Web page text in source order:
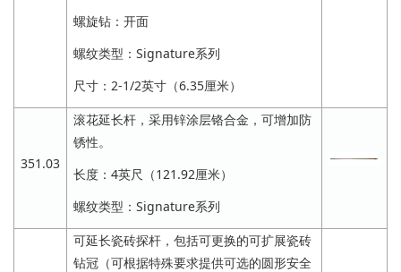
螺旋钻：开面
螺纹类型：Signature系列
尺寸：2-1/2英寸（6.35厘米）
351.03
滚花延长杆，采用锌涂层铬合金，可增加防
锈性。
长度：4英尺（121.92厘米）
螺纹类型：Signature系列
可延长瓷砖探杆，包括可更换的可扩展瓷砖
钻冠（可根据特殊要求提供可选的圆形安全